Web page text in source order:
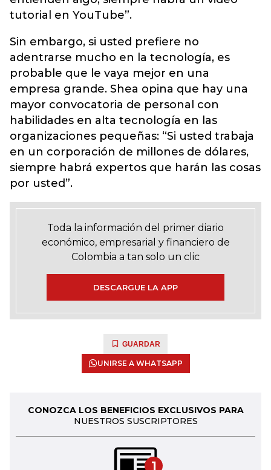
tutorial en YouTube”.
Sin embargo, si usted prefiere no
adentrarse mucho en la tecnología, es
probable que le vaya mejor en una
empresa grande. Shea opina que hay una
mayor convocatoria de personal con
habilidades en alta tecnología en las
organizaciones pequeñas: “Si usted trabaja
en un corporación de millones de dólares,
siempre habrá expertos que harán las cosas
por usted”.
Toda la información del primer diario
económico, empresarial y financiero de
Colombia a tan solo un clic
DESCARGUE LA APP
GUARDAR
UNIRSE A WHATSAPP
CONOZCA LOS BENEFICIOS EXCLUSIVOS PARA
NUESTROS SUSCRIPTORES
1